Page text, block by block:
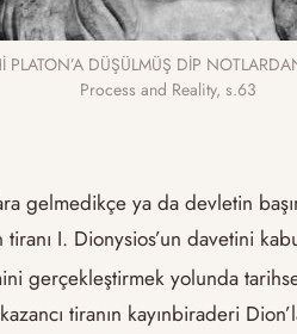
PLATON’A DÜŞÜLMÜŞ DİP
Process and Reality, s.63
gelmedikçe ya da devletin
tiranı I. Dionysios’un davetini
gerçekleştirmek yolunda
tiranın kayınbiraderi